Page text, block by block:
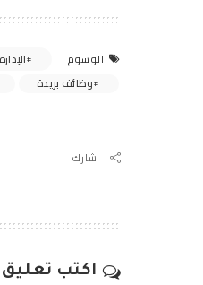
الوسوم
وظائف بريدة
شارك
اكتب تعليق